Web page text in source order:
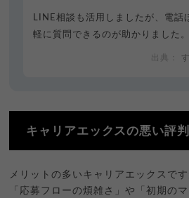
LINE相談も活用しましたが、電話
軽に質問できるのが助かりました。
キャリアエックスの悪い評
メリットの多いキャリアエックスで
「応募フローの煩雑さ」や「初期の